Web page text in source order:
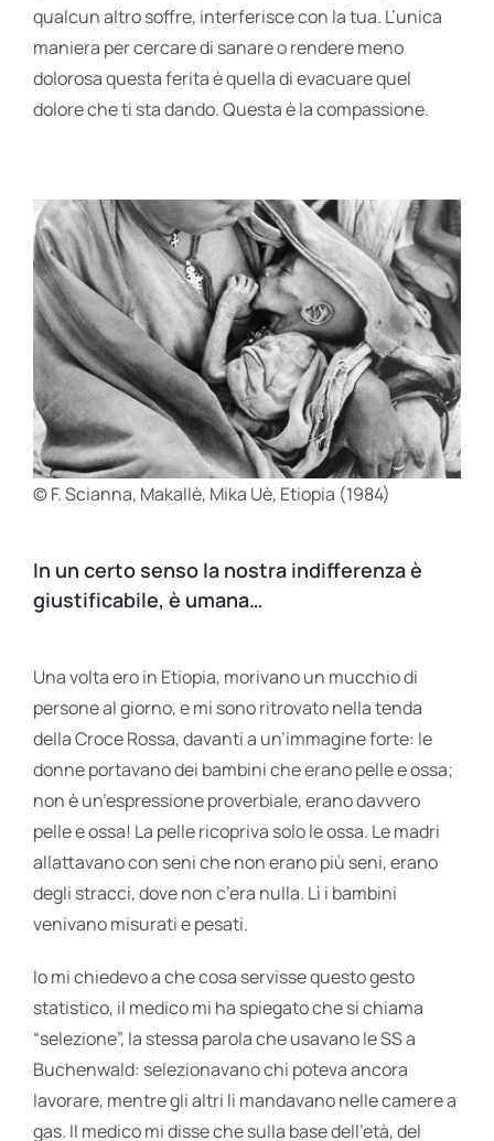
qualcun altro soffre, interferisce con la tua. L’unica
maniera per cercare di sanare o rendere meno
dolorosa questa ferita è quella di evacuare quel
dolore che ti sta dando. Questa è la compassione.
© F. Scianna, Makallè, Mika Uè, Etiopia (1984)
In un certo senso la nostra indifferenza è
giustificabile, è umana…
Una volta ero in Etiopia, morivano un mucchio di
persone al giorno, e mi sono ritrovato nella tenda
della Croce Rossa, davanti a un’immagine forte: le
donne portavano dei bambini che erano pelle e ossa;
non è un’espressione proverbiale, erano davvero
pelle e ossa! La pelle ricopriva solo le ossa. Le madri
allattavano con seni che non erano più seni, erano
degli stracci, dove non c’era nulla. Lì i bambini
venivano misurati e pesati.
Io mi chiedevo a che cosa servisse questo gesto
statistico, il medico mi ha spiegato che si chiama
“selezione”, la stessa parola che usavano le SS a
Buchenwald: selezionavano chi poteva ancora
lavorare, mentre gli altri li mandavano nelle camere a
gas. Il medico mi disse che sulla base dell’età, del